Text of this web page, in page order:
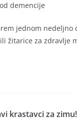
demencije
jednom nedeljno
žitarice za zdravlje
krastavci za